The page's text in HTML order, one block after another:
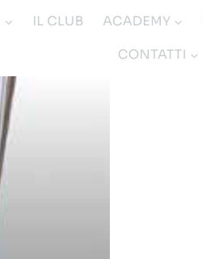
IL CLUB ACADEMY
CONTATTI